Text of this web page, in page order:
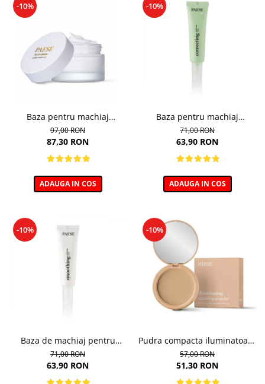
-10%
Baza pentru machiaj
hidratanta - 30ml
97,00 RON
87,30 RON
ADAUGA IN COS
-10%
Baza pentru machiaj
Corectoare - 30ml
71,00 RON
63,90 RON
ADAUGA IN COS
-10%
Baza de machiaj pentru
Netezire - 30ml
71,00 RON
63,90 RON
-10%
Pudra compacta iluminatoare
Absolut Revelation Serie 1C,
9g
57,00 RON
51,30 RON